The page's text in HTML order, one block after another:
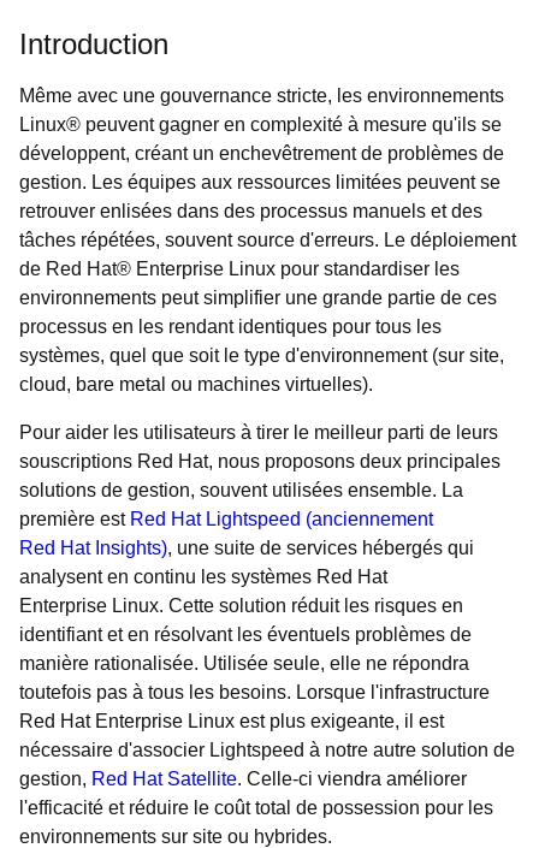
Introduction
Même avec une gouvernance stricte, les environnements
Linux® peuvent gagner en complexité à mesure qu'ils se
développent, créant un enchevêtrement de problèmes de
gestion. Les équipes aux ressources limitées peuvent se
retrouver enlisées dans des processus manuels et des
tâches répétées, souvent source d'erreurs. Le déploiement
de Red Hat® Enterprise Linux pour standardiser les
environnements peut simplifier une grande partie de ces
processus en les rendant identiques pour tous les
systèmes, quel que soit le type d'environnement (sur site,
cloud, bare metal ou machines virtuelles).
Pour aider les utilisateurs à tirer le meilleur parti de leurs
souscriptions Red Hat, nous proposons deux principales
solutions de gestion, souvent utilisées ensemble. La
première est Red Hat Lightspeed (anciennement
Red Hat Insights), une suite de services hébergés qui
analysent en continu les systèmes Red Hat
Enterprise Linux. Cette solution réduit les risques en
identifiant et en résolvant les éventuels problèmes de
manière rationalisée. Utilisée seule, elle ne répondra
toutefois pas à tous les besoins. Lorsque l'infrastructure
Red Hat Enterprise Linux est plus exigeante, il est
nécessaire d'associer Lightspeed à notre autre solution de
gestion, Red Hat Satellite. Celle-ci viendra améliorer
l'efficacité et réduire le coût total de possession pour les
environnements sur site ou hybrides.